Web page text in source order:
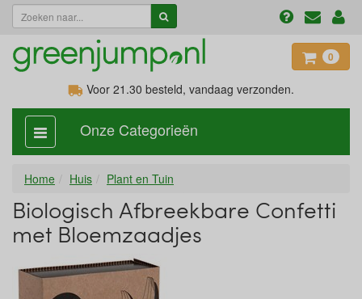
0
Voor 21.30 besteld, vandaag verzonden.
categorie
aan,
Onze Categorieën
Home Huis Plant en Tuin
Biologisch Afbreekbare Confetti
met Bloemzaadjes